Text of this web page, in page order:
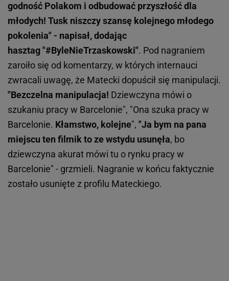
godność Polakom i odbudować przyszłość dla
młodych! Tusk niszczy szansę kolejnego młodego
pokolenia" - napisał, dodając
hasztag "#ByleNieTrzaskowski". Pod nagraniem
zaroiło się od komentarzy, w których internauci
zwracali uwagę, że Matecki dopuścił się manipulacji.
"Bezczelna manipulacja! Dziewczyna mówi o
szukaniu pracy w Barcelonie", "Ona szuka pracy w
Barcelonie. Kłamstwo, kolejne", "Ja bym na pana
miejscu ten filmik to ze wstydu usunęła, bo
dziewczyna akurat mówi tu o rynku pracy w
Barcelonie" - grzmieli. Nagranie w końcu faktycznie
zostało usunięte z profilu Mateckiego.